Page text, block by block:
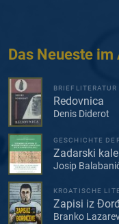
Das Neueste im
BRIEFLITERATUR
Redovnica
Denis Diderot
GESCHICHTE
Zadarski
Josip
KROATISCHE
Zapisi iz
Branko